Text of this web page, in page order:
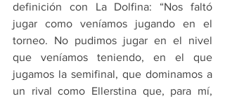
definición con La Dolfina: “Nos faltó
jugar como veníamos jugando en el
torneo. No pudimos jugar en el nivel
que veníamos teniendo, en el que
jugamos la semifinal, que dominamos a
un rival como Ellerstina que, para mí,